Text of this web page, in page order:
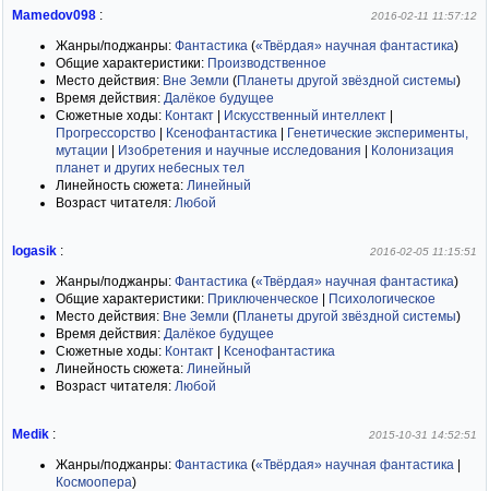
Mamedov098 : 2016-02-11 11:57:12
Жанры/поджанры: Фантастика («Твёрдая» научная фантастика)
Общие характеристики: Производственное
Место действия: Вне Земли (Планеты другой звёздной системы)
Время действия: Далёкое будущее
Сюжетные ходы: Контакт Искусственный интеллект
Прогрессорство
Ксенофантастика
Генетические эксперименты,
мутации
Изобретения и научные исследования
Колонизация
планет и других небесных тел
Линейность сюжета: Линейный
Возраст читателя: Любой
logasik : 2016-02-05 11:15:51
Жанры/поджанры: Фантастика («Твёрдая» научная фантастика)
Общие характеристики: Приключенческое
Психологическое
Место действия: Вне Земли (Планеты другой звёздной системы)
Время действия: Далёкое будущее
Сюжетные ходы: Контакт
Ксенофантастика
Линейность сюжета: Линейный
Возраст читателя: Любой
Medik : 2015-10-31 14:52:51
Жанры/поджанры: Фантастика («Твёрдая» научная фантастика
Космоопера)